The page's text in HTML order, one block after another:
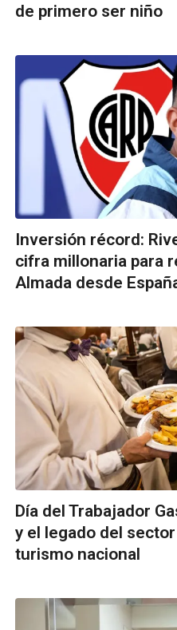
de primero ser niño
Inversión récord:
cifra millonaria para
Almada desde
Día del Trabajador
y el legado del
turismo nacional